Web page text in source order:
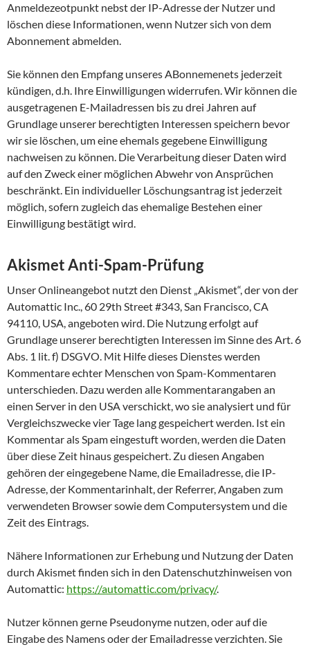
Anmeldezeotpunkt nebst der IP-Adresse der Nutzer und
löschen diese Informationen, wenn Nutzer sich von dem
Abonnement abmelden.
Sie können den Empfang unseres ABonnemenets jederzeit
kündigen, d.h. Ihre Einwilligungen widerrufen. Wir können die
ausgetragenen E-Mailadressen bis zu drei Jahren auf
Grundlage unserer berechtigten Interessen speichern bevor
wir sie löschen, um eine ehemals gegebene Einwilligung
nachweisen zu können. Die Verarbeitung dieser Daten wird
auf den Zweck einer möglichen Abwehr von Ansprüchen
beschränkt. Ein individueller Löschungsantrag ist jederzeit
möglich, sofern zugleich das ehemalige Bestehen einer
Einwilligung bestätigt wird.
Akismet Anti-Spam-Prüfung
Unser Onlineangebot nutzt den Dienst „Akismet“, der von der
Automattic Inc., 60 29th Street #343, San Francisco, CA
94110, USA, angeboten wird. Die Nutzung erfolgt auf
Grundlage unserer berechtigten Interessen im Sinne des Art. 6
Abs. 1 lit. f) DSGVO. Mit Hilfe dieses Dienstes werden
Kommentare echter Menschen von Spam-Kommentaren
unterschieden. Dazu werden alle Kommentarangaben an
einen Server in den USA verschickt, wo sie analysiert und für
Vergleichszwecke vier Tage lang gespeichert werden. Ist ein
Kommentar als Spam eingestuft worden, werden die Daten
über diese Zeit hinaus gespeichert. Zu diesen Angaben
gehören der eingegebene Name, die Emailadresse, die IP-
Adresse, der Kommentarinhalt, der Referrer, Angaben zum
verwendeten Browser sowie dem Computersystem und die
Zeit des Eintrags.
Nähere Informationen zur Erhebung und Nutzung der Daten
durch Akismet finden sich in den Datenschutzhinweisen von
Automattic: https://automattic.com/privacy/.
Nutzer können gerne Pseudonyme nutzen, oder auf die
Eingabe des Namens oder der Emailadresse verzichten. Sie